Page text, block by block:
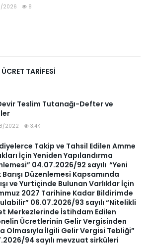
2026 8
TARİFESİ
Teslim Tutanağı-Defter ve
2022 3.4K
Takip ve Tahsil Edilen Amme
İçin Yeniden Yapılandırma
04.07.2026/92 sayılı “Yeni
Barışı Düzenlemesi Kapsamında
ve Yurtiçinde Bulunan Varlıklar İçin
2027 Tarihine Kadar Bildirimde
06.07.2026/93 sayılı “Nitelikli
Merkezlerinde İstihdam Edilen
Ücretlerinin Gelir Vergisinden
Olmasıyla İlgili Gelir Vergisi Tebliği”
94 sayılı mevzuat sirküleri